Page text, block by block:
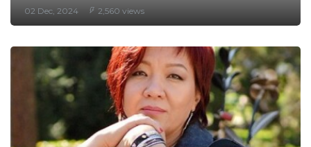
02 Dec, 2024 2,560 views